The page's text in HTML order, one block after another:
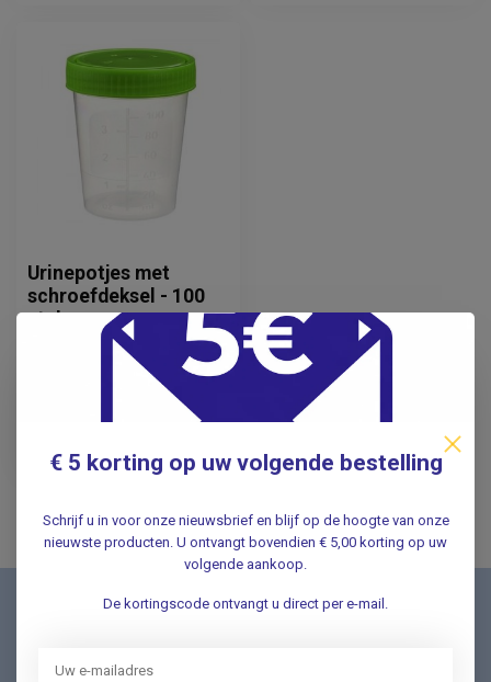
Urinepotjes met
schroefdeksel - 100
stuks.
Incl. btw
Op voorraad
Nieuwsbrief
nieuwe aanbiedingen Meld u nu aan ➡️
€ 5 korting op uw volgende bestelling
Schrijf u in voor onze nieuwsbrief en blijf op de hoogte van onze
nieuwste producten. U ontvangt bovendien € 5,00 korting op uw
volgende aankoop.
De kortingscode ontvangt u direct per e-mail.